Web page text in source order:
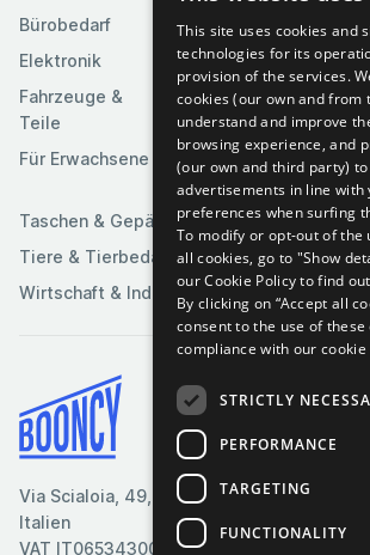
Bürobedarf
Elektronik
Fahrzeuge &
Teile
Für Erwachsene
Kameras & Optik
Kunst &
Unterhaltung
Medien
Taschen & Gepäck
Tiere & Tierbedarf
Wirtschaft & Industrie
Via Scialoia, 49, Florenz,
Italien
VAT IT06534300485
Cookie-
This site uses cookies and
technologies for its
provision of the services.
cookies (our own and from
understand and improve
browsing experience, and
(our own and third party)
advertisements in line with
preferences when surfing
To modify or opt-out of the
all cookies, go to "Show
our Cookie Policy to find
By clicking on “Accept all
consent to the use of these
compliance with our cookie
STRICTLY
PERFORMANCE
TARGETING
FUNCTIONALITY